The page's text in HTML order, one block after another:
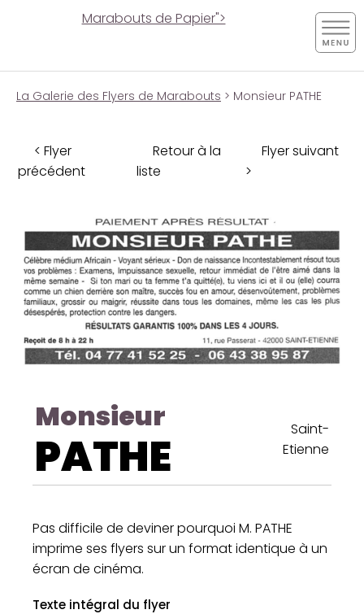
Marabouts de Papier">
La Galerie des Flyers de Marabouts > Monsieur PATHE
< Flyer
précédent
Retour à la
liste
Flyer suivant
>
Monsieur
PATHE
Saint-
Etienne
Pas difficile de deviner pourquoi M. PATHE
imprime ses flyers sur un format identique à un
écran de cinéma.
Texte intégral du flyer